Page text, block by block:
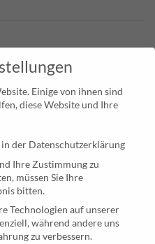
Einige von ihnen sind
diese Website und Ihre
der Datenschutzerklärung
Ihre Zustimmung zu
müssen Sie Ihre
bitten.
Technologien auf unserer
während andere uns
zu verbessern.